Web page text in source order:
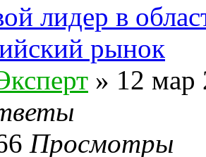
лидер в
рынок
» 12 мар
Просмотры